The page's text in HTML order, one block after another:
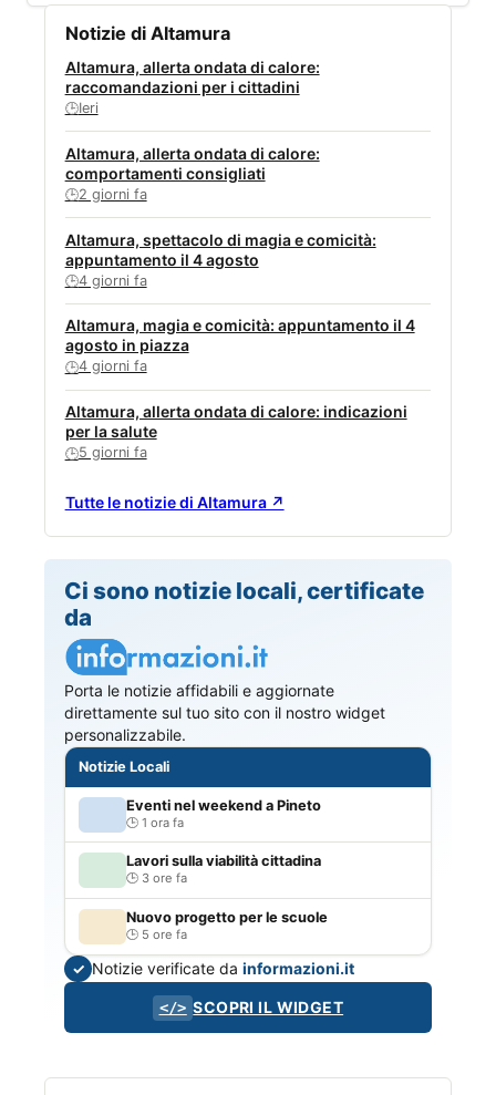
Notizie di Altamura
Altamura, allerta ondata di calore:
raccomandazioni per i cittadini
🕒Ieri
Altamura, allerta ondata di calore:
comportamenti consigliati
🕒2 giorni fa
Altamura, spettacolo di magia e comicità:
appuntamento il 4 agosto
🕒4 giorni fa
Altamura, magia e comicità: appuntamento il 4
agosto in piazza
🕒4 giorni fa
Altamura, allerta ondata di calore: indicazioni
per la salute
🕒5 giorni fa
Tutte le notizie di Altamura ↗
Ci sono notizie locali, certificate
da
Porta le notizie affidabili e aggiornate
direttamente sul tuo sito con il nostro widget
personalizzabile.
Notizie Locali
Eventi nel weekend a Pineto
1 ora fa
Lavori sulla viabilità cittadina
3 ore fa
Nuovo progetto per le scuole
5 ore fa
✓ Notizie verificate dainformazioni.it
</> SCOPRI IL WIDGET